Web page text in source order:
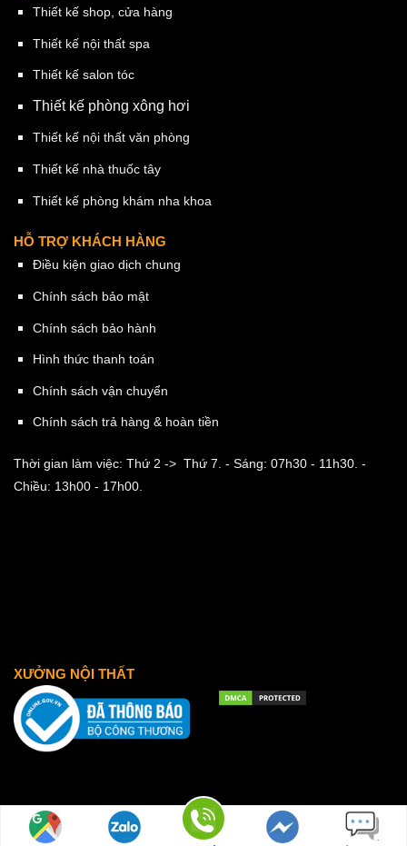
Thiết kế shop, cửa hàng
Thiết kế nội thất spa
Thiết kế salon tóc
Thiết kế phòng xông hơi
Thiết kế nội thất văn phòng
Thiết kế nhà thuốc tây
Thiết kế phòng khám nha khoa
HỖ TRỢ KHÁCH HÀNG
Điều kiện giao dịch chung
Chính sách bảo mật
Chính sách bảo hành
Hình thức thanh toán
Chính sách vận chuyển
Chính sách trả hàng & hoàn tiền
Thời gian làm việc: Thứ 2 -> Thứ 7. - Sáng: 07h30 - 11h30. -
Chiều: 13h00 - 17h00.
XƯỞNG NỘI THẤT
2026 © noithat4mua.com